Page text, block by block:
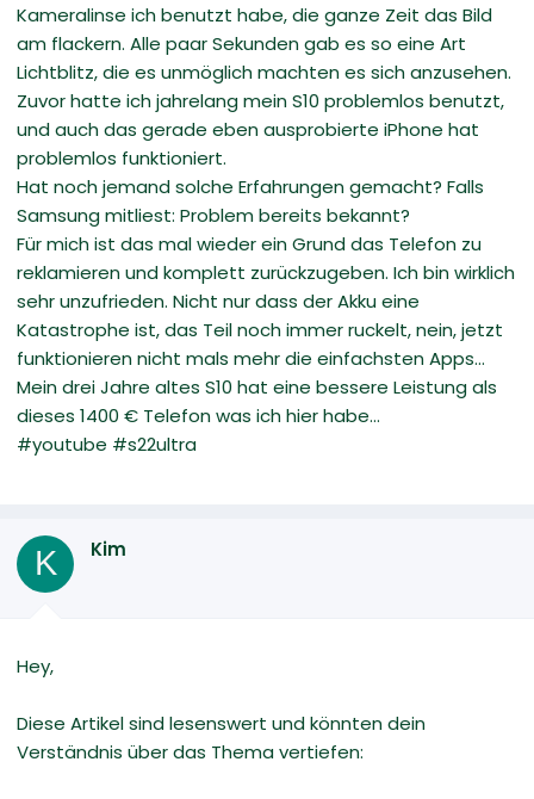
Kameralinse ich benutzt habe, die ganze Zeit das Bild
am flackern. Alle paar Sekunden gab es so eine Art
Lichtblitz, die es unmöglich machten es sich anzusehen.
Zuvor hatte ich jahrelang mein S10 problemlos benutzt,
und auch das gerade eben ausprobierte iPhone hat
problemlos funktioniert.
Hat noch jemand solche Erfahrungen gemacht? Falls
Samsung mitliest: Problem bereits bekannt?
Für mich ist das mal wieder ein Grund das Telefon zu
reklamieren und komplett zurückzugeben. Ich bin wirklich
sehr unzufrieden. Nicht nur dass der Akku eine
Katastrophe ist, das Teil noch immer ruckelt, nein, jetzt
funktionieren nicht mals mehr die einfachsten Apps...
Mein drei Jahre altes S10 hat eine bessere Leistung als
dieses 1400 € Telefon was ich hier habe...
#youtube #s22ultra
K Kim
Hey,
Diese Artikel sind lesenswert und könnten dein
Verständnis über das Thema vertiefen: